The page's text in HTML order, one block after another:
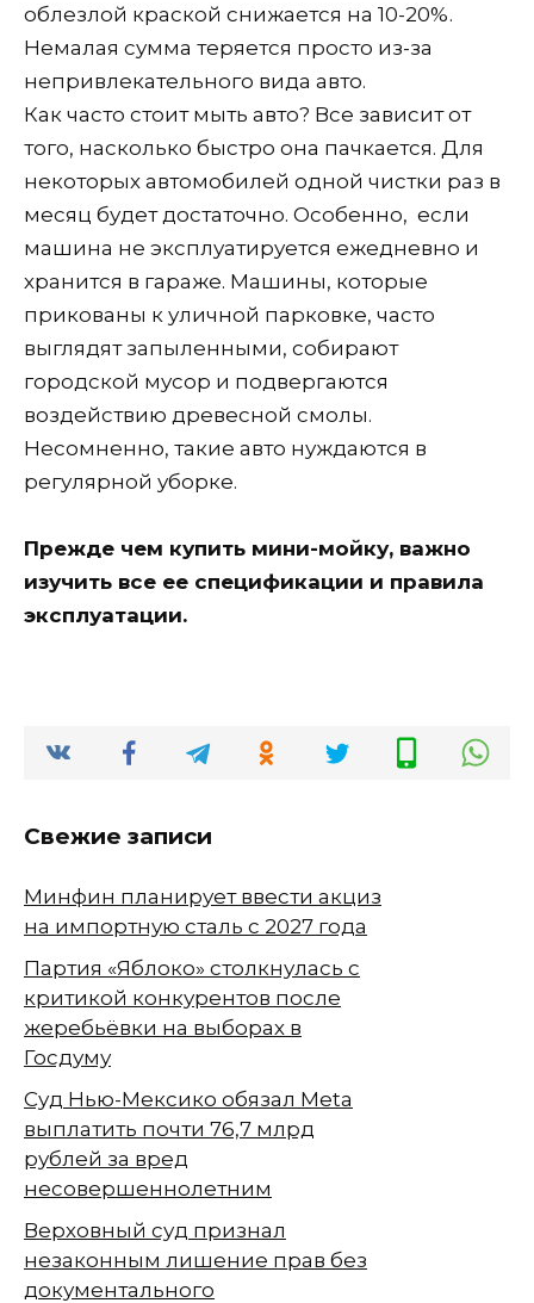
облезлой краской снижается на 10-20%.
Немалая сумма теряется просто из-за
непривлекательного вида авто.
Как часто стоит мыть авто? Все зависит от
того, насколько быстро она пачкается. Для
некоторых автомобилей одной чистки раз в
месяц будет достаточно. Особенно, если
машина не эксплуатируется ежедневно и
хранится в гараже. Машины, которые
прикованы к уличной парковке, часто
выглядят запыленными, собирают
городской мусор и подвергаются
воздействию древесной смолы.
Несомненно, такие авто нуждаются в
регулярной уборке.
Прежде чем купить мини-мойку, важно
изучить все ее спецификации и правила
эксплуатации.
Свежие записи
Минфин планирует ввести акциз
на импортную сталь с 2027 года
Партия «Яблоко» столкнулась с
критикой конкурентов после
жеребьёвки на выборах в
Госдуму
Суд Нью-Мексико обязал Meta
выплатить почти 76,7 млрд
рублей за вред
несовершеннолетним
Верховный суд признал
незаконным лишение прав без
документального